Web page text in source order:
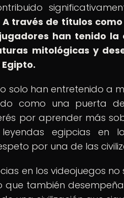
A través de títulos como
han tenido
mitológicas y
solo han entretenido a
como una puerta
por aprender más
egipcias en
por una de las
en los videojuegos
que también